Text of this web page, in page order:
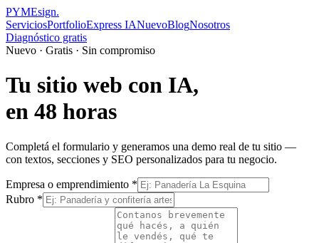
PYMEsign.
ServiciosPortfolioExpress IANuevoBlogNosotros
Diagnóstico gratis
Nuevo · Gratis · Sin compromiso
Tu sitio web con IA,
en 48 horas
Completá el formulario y generamos una demo real de tu sitio —
con textos, secciones y SEO personalizados para tu negocio.
Empresa o emprendimiento *
Rubro *